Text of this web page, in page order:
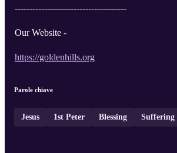
--------------------------------------
Our Website -
https://goldenhills.org
Parole chiave
Jesus 1st Peter Blessing Suffering